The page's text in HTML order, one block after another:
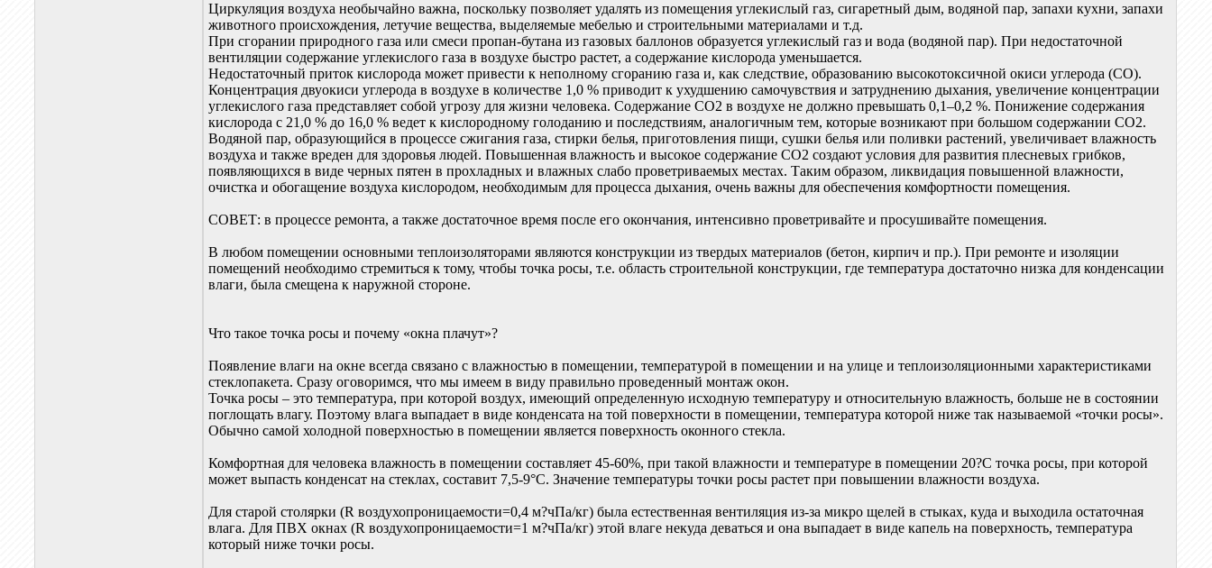
Циркуляция воздуха необычайно важна, поскольку позволяет удалять из помещения углекислый газ, сигаретный дым, водяной пар, запахи кухни, запахи
животного происхождения, летучие вещества, выделяемые мебелью и строительными материалами и т.д.
При сгорании природного газа или смеси пропан-бутана из газовых баллонов образуется углекислый газ и вода (водяной пар). При недостаточной
вентиляции содержание углекислого газа в воздухе быстро растет, а содержание кислорода уменьшается.
Недостаточный приток кислорода может привести к неполному сгоранию газа и, как следствие, образованию высокотоксичной окиси углерода (СО).
Концентрация двуокиси углерода в воздухе в количестве 1,0 % приводит к ухудшению самочувствия и затруднению дыхания, увеличение концентрации
углекислого газа представляет собой угрозу для жизни человека. Содержание СО2 в воздухе не должно превышать 0,1–0,2 %. Понижение содержания
кислорода с 21,0 % до 16,0 % ведет к кислородному голоданию и последствиям, аналогичным тем, которые возникают при большом содержании СО2.
Водяной пар, образующийся в процессе сжигания газа, стирки белья, приготовления пищи, сушки белья или поливки растений, увеличивает влажность
воздуха и также вреден для здоровья людей. Повышенная влажность и высокое содержание СО2 создают условия для развития плесневых грибков,
появляющихся в виде черных пятен в прохладных и влажных слабо проветриваемых местах. Таким образом, ликвидация повышенной влажности,
очистка и обогащение воздуха кислородом, необходимым для процесса дыхания, очень важны для обеспечения комфортности помещения.
СОВЕТ: в процессе ремонта, а также достаточное время после его окончания, интенсивно проветривайте и просушивайте помещения.
В любом помещении основными теплоизоляторами являются конструкции из твердых материалов (бетон, кирпич и пр.). При ремонте и изоляции
помещений необходимо стремиться к тому, чтобы точка росы, т.е. область строительной конструкции, где температура достаточно низка для конденсации
влаги, была смещена к наружной стороне.
Что такое точка росы и почему «окна плачут»?
Появление влаги на окне всегда связано с влажностью в помещении, температурой в помещении и на улице и теплоизоляционными характеристиками
стеклопакета. Сразу оговоримся, что мы имеем в виду правильно проведенный монтаж окон.
Точка росы – это температура, при которой воздух, имеющий определенную исходную температуру и относительную влажность, больше не в состоянии
поглощать влагу. Поэтому влага выпадает в виде конденсата на той поверхности в помещении, температура которой ниже так называемой «точки росы».
Обычно самой холодной поверхностью в помещении является поверхность оконного стекла.
Комфортная для человека влажность в помещении составляет 45-60%, при такой влажности и температуре в помещении 20?С точка росы, при которой
может выпасть конденсат на стеклах, составит 7,5-9°С. Значение температуры точки росы растет при повышении влажности воздуха.
Для старой столярки (R воздухопроницаемости=0,4 м?чПа/кг) была естественная вентиляция из-за микро щелей в стыках, куда и выходила остаточная
влага. Для ПВХ окнах (R воздухопроницаемости=1 м?чПа/кг) этой влаге некуда деваться и она выпадает в виде капель на поверхность, температура
который ниже точки росы.